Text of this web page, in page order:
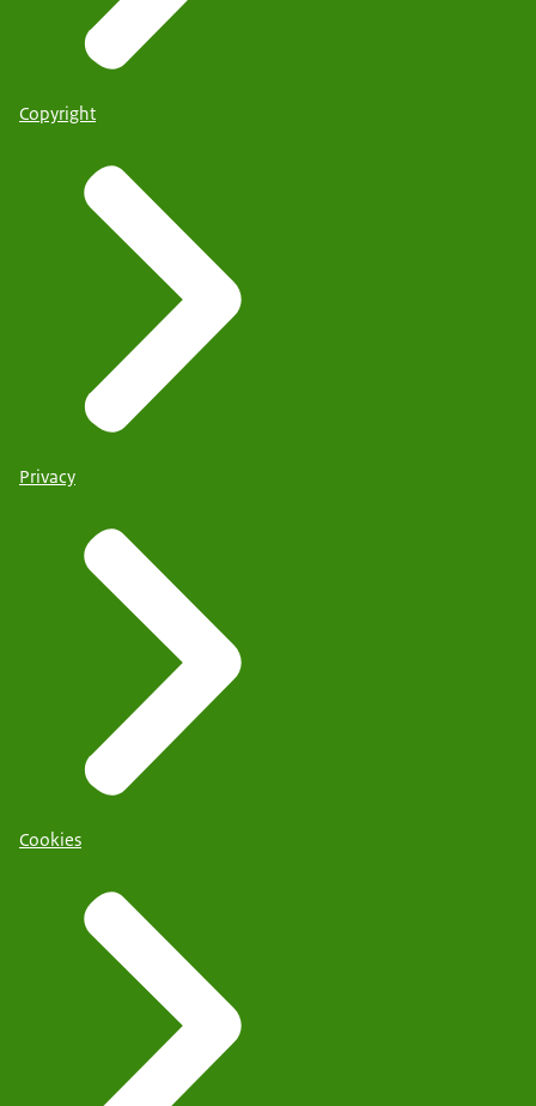
Copyright
Privacy
Cookies